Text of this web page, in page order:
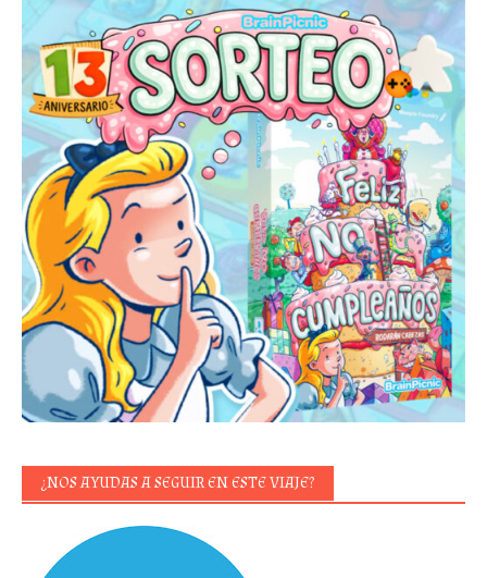
¿NOS AYUDAS A SEGUIR EN ESTE VIAJE?